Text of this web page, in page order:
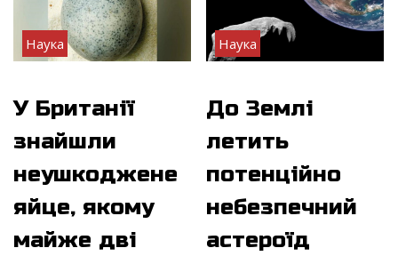
Наука
У Британії
знайшли
неушкоджене
яйце, якому
майже дві
Наука
До Землі
летить
потенційно
небезпечний
астероїд